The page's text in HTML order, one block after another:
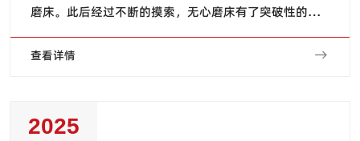
磨床。此后经过不断的摸索，无心磨床有了突破性的技
械、轴承和医疗工具等各行业关键产品的磨削加工，为
查看详情
2025